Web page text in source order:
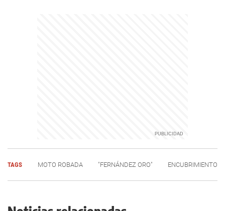
TAGS MOTO ROBADA "FERNÁNDEZ ORO" ENCUBRIMIENTO